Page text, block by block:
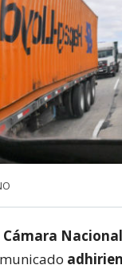
Cámara